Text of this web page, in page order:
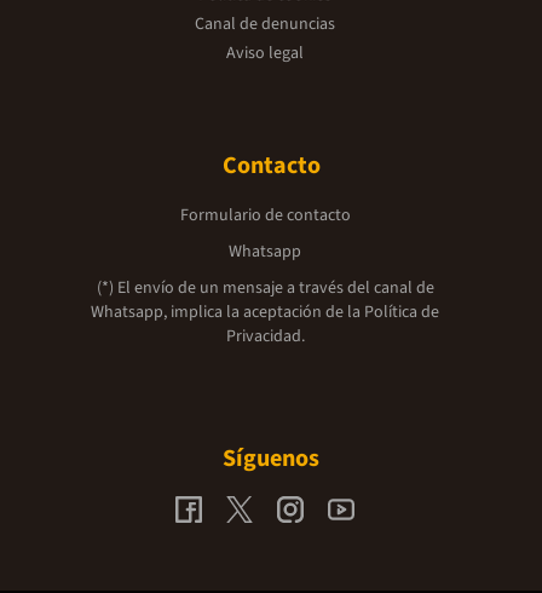
Canal de denuncias
Aviso legal
Contacto
Formulario de contacto
Whatsapp
(*) El envío de un mensaje a través del canal de
Whatsapp, implica la aceptación de la Política de
Privacidad.
Síguenos